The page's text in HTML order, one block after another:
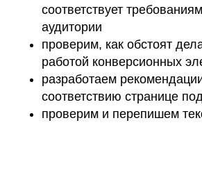
соответствует
аудитории
проверим, как обстоят
работой конверсионных
разработаем
соответствию странице
проверим и перепишем